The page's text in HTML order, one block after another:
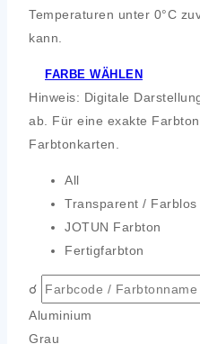
Temperaturen unter 0°C
kann.
FARBE WÄHLEN
Hinweis: Digitale
ab. Für eine exakte
Farbtonkarten.
All
Transparent / Farblos
JOTUN Farbton
Fertigfarbton
☌
Aluminium
Grau